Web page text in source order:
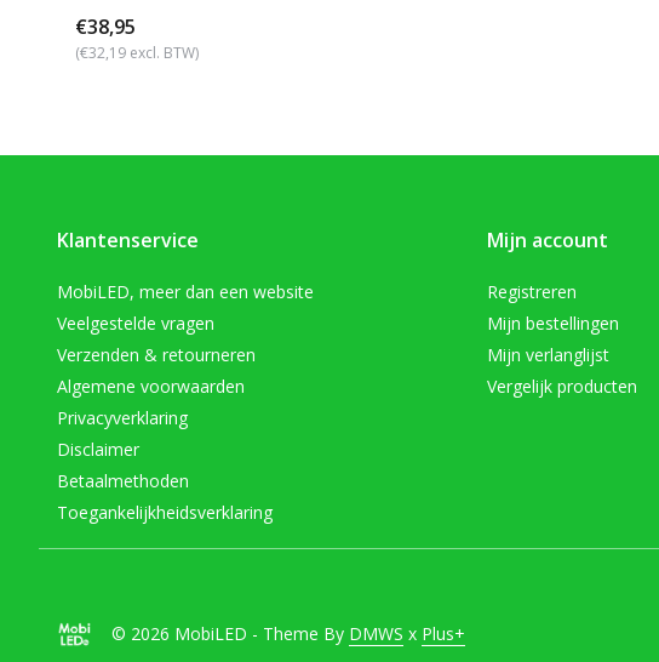
€38,95
(€32,19 excl. BTW)
Klantenservice
MobiLED, meer dan een website
Veelgestelde vragen
Verzenden & retourneren
Algemene voorwaarden
Privacyverklaring
Disclaimer
Betaalmethoden
Toegankelijkheidsverklaring
Mijn account
Registreren
Mijn bestellingen
Mijn verlanglijst
Vergelijk producten
© 2026 MobiLED - Theme By DMWS x Plus+